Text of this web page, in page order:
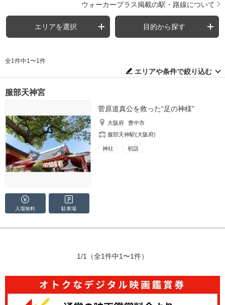
ウォーカープラス掲載の駅・路線について
エリアを選択 目的から探す
全1件中1〜1件
エリアや条件で絞り込む
服部天神宮
菅原道真公を救った“足の神様”
大阪府
豊中市
服部天神駅(大阪府)
神社 初詣
入場無料 駐車場
1/1 （全1件中1〜1件）